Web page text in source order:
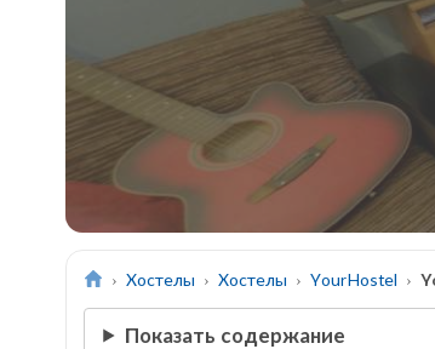
Хостелы Хостелы YourHostel
Показать содержание